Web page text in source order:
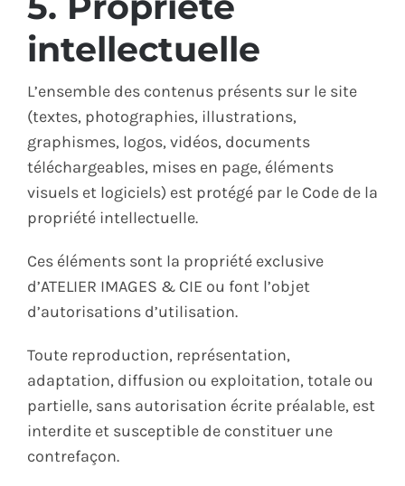
intellectuelle
L’ensemble des contenus présents sur le site
(textes, photographies, illustrations,
graphismes, logos, vidéos, documents
téléchargeables, mises en page, éléments
visuels et logiciels) est protégé par le Code de la
propriété intellectuelle.
Ces éléments sont la propriété exclusive
d’ATELIER IMAGES & CIE ou font l’objet
d’autorisations d’utilisation.
Toute reproduction, représentation,
adaptation, diffusion ou exploitation, totale ou
partielle, sans autorisation écrite préalable, est
interdite et susceptible de constituer une
contrefaçon.